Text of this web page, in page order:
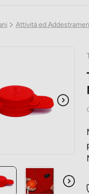
Attività ed